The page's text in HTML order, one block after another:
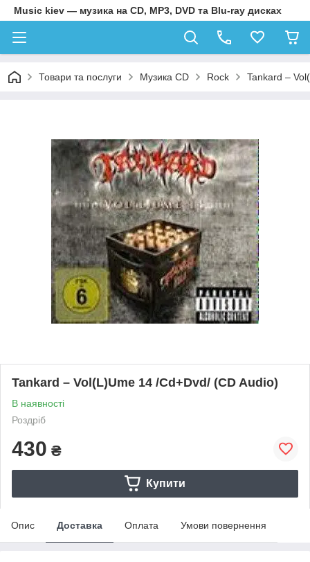
Music kiev — музика на CD, MP3, DVD та Blu-ray дисках
Товари та послуги Музика CD Rock Tankard –
Tankard – Vol(L)Ume 14 /Cd+Dvd/ (CD Audio)
В наявності
Роздріб
430 ₴
Купити
Опис Доставка Оплата Умови повернення